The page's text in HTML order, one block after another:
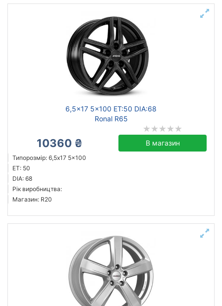
6,5x17 5x100 ET:50 DIA:68
Ronal R65
10360 ₴ В магазин
Типорозмір: 6,5x17 5x100
ET: 50
DIA: 68
Рік виробництва:
Магазин: R20